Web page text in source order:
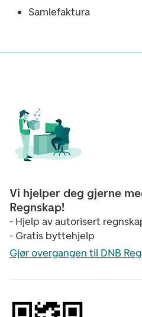
Samlefaktura
Vi hjelper deg gjerne
Regnskap!
- Hjelp av autorisert
- Gratis byttehjelp
Gjør overgangen til DNB